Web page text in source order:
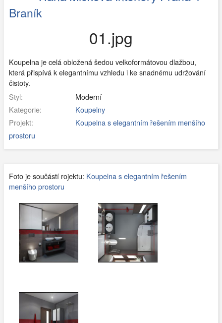
Braník
01.jpg
Koupelna je celá obložená šedou velkoformátovou dlažbou,
která přispívá k elegantnímu vzhledu i ke snadnému udržování
čistoty.
Styl:
Moderní
Kategorie:
Koupelny
Projekt:
Koupelna s elegantním řešením menšího
prostoru
Foto je součástí rojektu: Koupelna s elegantním řešením
menšího prostoru